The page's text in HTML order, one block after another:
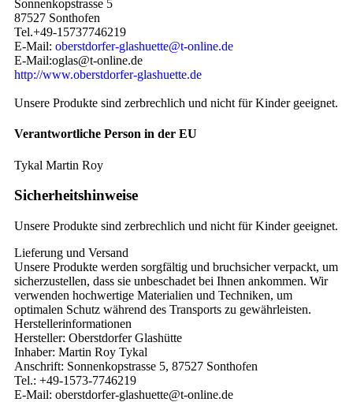
Sonnenkopstrasse 5
87527 Sonthofen
Tel.+49-15737746219
E-Mail: oberstdorfer-glashuette@t-online.de
E-Mail:oglas@t-online.de
http://www.oberstdorfer-glashuette.de
Unsere Produkte sind zerbrechlich und nicht für Kinder geeignet.
Verantwortliche Person in der EU
Tykal Martin Roy
Sicherheitshinweise
Unsere Produkte sind zerbrechlich und nicht für Kinder geeignet.
Lieferung und Versand
Unsere Produkte werden sorgfältig und bruchsicher verpackt, um
sicherzustellen, dass sie unbeschadet bei Ihnen ankommen. Wir
verwenden hochwertige Materialien und Techniken, um
optimalen Schutz während des Transports zu gewährleisten.
Herstellerinformationen
Hersteller: Oberstdorfer Glashütte
Inhaber: Martin Roy Tykal
Anschrift: Sonnenkopstrasse 5, 87527 Sonthofen
Tel.: +49-1573-7746219
E-Mail: oberstdorfer-glashuette@t-online.de